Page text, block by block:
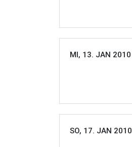
MI, 13. JAN 2010
SO, 17. JAN 2010